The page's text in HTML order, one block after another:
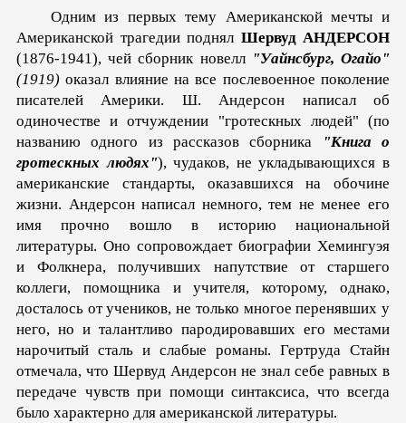
Одним из первых тему Американской мечты и
Американ­ской трагедии поднял Шервуд АНДЕРСОН
(1876-1941), чей сборник новелл "Уайнсбург, Огайо"
(1919) оказал влияние на все послевоенное поколение
писателей Америки. Ш. Андер­сон написал об
одиночестве и отчуждении "гротескных лю­дей" (по
названию одного из рассказов сборника
"Книга о
гротескных людях"), чудаков, не укладывающихся в
амери­канские стандарты, оказавшихся на обочине
жизни. Андерсон написал немного, тем не менее его
имя прочно вошло в исто­рию национальной
литературы. Оно сопровождает биографии Хемингуэя
и Фолкнера, получивших напутствие от старшего
коллеги, помощника и учителя, которому, однако,
досталось от учеников, не только многое перенявших у
него, но и та­лантливо пародировавших его местами
нарочитый сталь и слабые романы. Гертруда Стайн
отмечала, что Шервуд Андер­сон не знал себе равных в
передаче чувств при помощи синтаксиса, что всегда
было характерно для американской литературы.